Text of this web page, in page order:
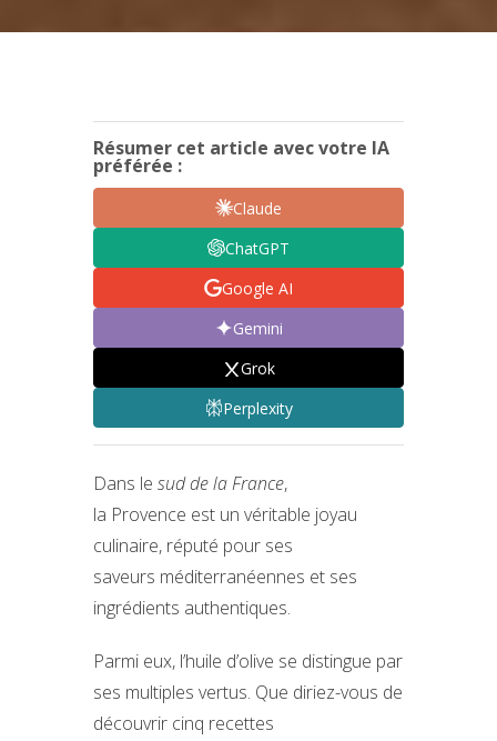
Résumer cet article avec votre IA
préférée :
Claude
ChatGPT
Google AI
Gemini
Grok
Perplexity
Dans le sud de la France,
la Provence est un véritable joyau
culinaire, réputé pour ses
saveurs méditerranéennes et ses
ingrédients authentiques.
Parmi eux, l’huile d’olive se distingue par
ses multiples vertus. Que diriez-vous de
découvrir cinq recettes